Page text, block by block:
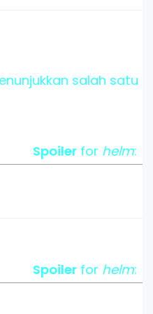
salah satu
Spoilerfor helm:
Spoilerfor helm: